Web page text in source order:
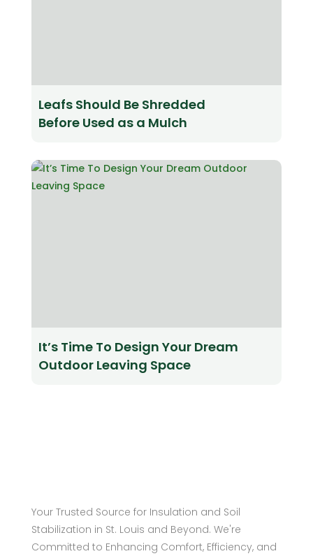
Leafs Should Be Shredded
Before Used as a Mulch
It’s Time To Design Your Dream
Outdoor Leaving Space
Your Trusted Source for Insulation and Soil
Stabilization in St. Louis and Beyond. We're
Committed to Enhancing Comfort, Efficiency, and